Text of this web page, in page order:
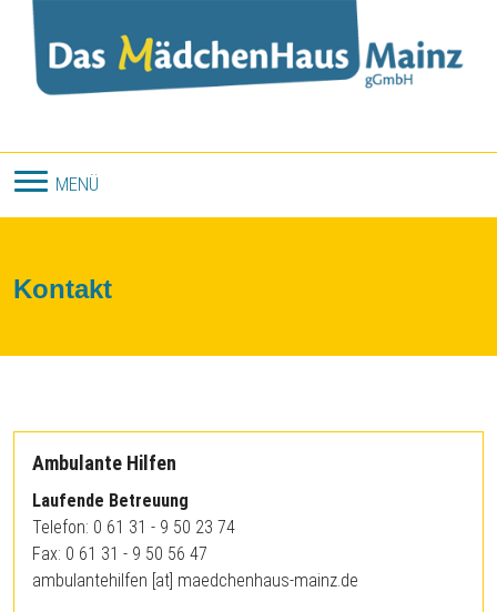
Direkt zum Inhalt
MENÜ
Kontakt
Ambulante Hilfen
Laufende Betreuung
Telefon: 0 61 31 - 9 50 23 74
Fax: 0 61 31 - 9 50 56 47
ambulantehilfen [at] maedchenhaus-mainz.de